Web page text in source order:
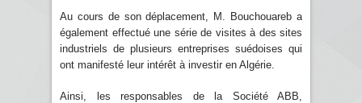
Au cours de son déplacement, M. Bouchouareb a
également effectué une série de visites à des sites
industriels de plusieurs entreprises suédoises qui
ont manifesté leur intérêt à investir en Algérie.
Ainsi, les responsables de la Société ABB,